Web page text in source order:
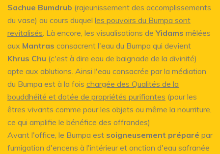
Sachue Bumdrub (rajeunissement des accomplissements
du vase) au cours duquel les pouvoirs du Bumpa sont
revitalisés . Là encore, les visualisations deYidams mêlées
aux Mantras consacrent l'eau du Bumpa qui devient
Khrus Chu (c'est à dire eau de baignade de la divinité)
apte aux ablutions. Ainsi l'eau consacrée par la médiation
du Bumpa est à la fois chargée des Qualités de la
bouddhéité et dotée de propriétés purifiantes (pour les
êtres vivants comme pour les objets ou même la nourriture,
ce qui amplifie le bénéfice des offrandes)
Avant l'office, le Bumpa est soigneusement préparé par
fumigation d'encens à l'intérieur et onction d'eau safranée